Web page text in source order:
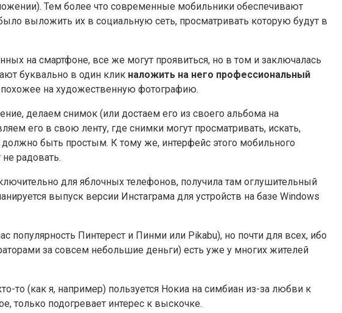
Тем более что современные мобильники обеспечивают
выложить их в социальную сеть, просматривать которую будут в
на смартфоне, все же могут проявиться, но в том и заключалась
буквально в один клик наложить на него профессиональный
похожее на художественную фотографию.
делаем снимок (или достаем его из своего альбома на
его в свою ленту, где снимки могут просматривать, искать,
должно быть простым. К тому же, интерфейс этого мобильного
радовать.
для яблочных телефонов, получила там оглушительный
выпуск версии Инстаграма для устройств на базе Windows
популярность Пинтерест и Пинми или Pikabu), но почти для всех, ибо
за совсем небольшие деньги) есть уже у многих жителей
то (как я, например) пользуется Нокиа на симбиан из-за любви к
только подогревает интерес к выскочке.